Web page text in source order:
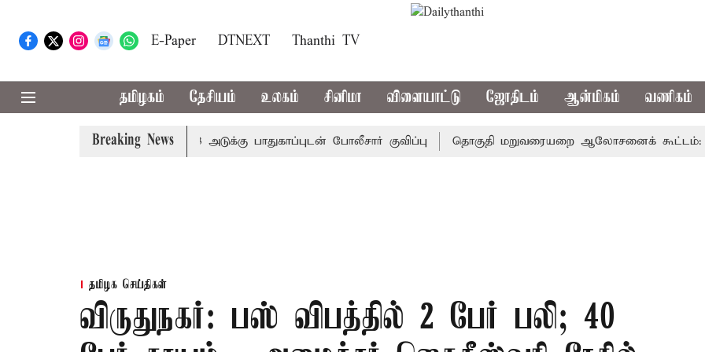
E-Paper DTNEXT Thanthi TV
தமிழகம் தேசியம் உலகம் சினிமா விளையாட்டு ஜோதிடம் ஆன்மிகம் வணிகம்
Breaking News
இன்று அமித்ஷா வருகை: 3 அடுக்கு பாதுகாப்புடன் போலீசார் குவிப்பு தொகுதி மறுவரையறை ஆலோசனைக் கூட்டம்:
தமிழக செய்திகள்
விருதுநகர்: பஸ் விபத்தில் 2 பேர் பலி; 40